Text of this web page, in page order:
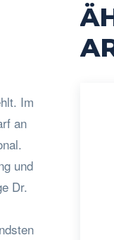
Im
an
und
Dr.